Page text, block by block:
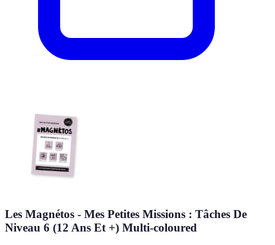
Les Magnétos - Mes Petites Missions : Tâches De
Niveau 6 (12 Ans Et +) Multi-coloured